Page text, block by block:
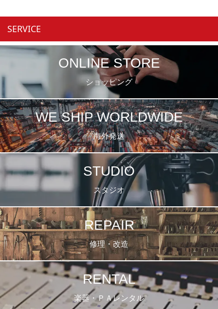
SERVICE
ONLINE STORE
ショッピング
WE SHIP WORLDWIDE
海外発送
STUDIO
スタジオ
REPAIR
修理・改造
RENTAL
楽器・ＰＡレンタル